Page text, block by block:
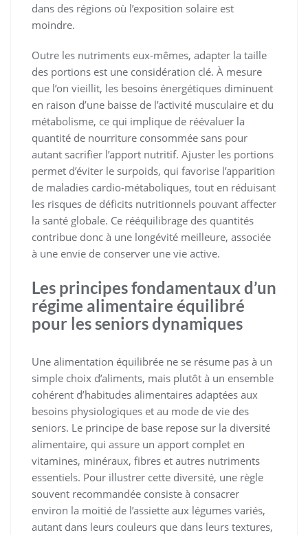
dans des régions où l’exposition solaire est
moindre.
Outre les nutriments eux-mêmes, adapter la taille
des portions est une considération clé. À mesure
que l’on vieillit, les besoins énergétiques diminuent
en raison d’une baisse de l’activité musculaire et du
métabolisme, ce qui implique de réévaluer la
quantité de nourriture consommée sans pour
autant sacrifier l’apport nutritif. Ajuster les portions
permet d’éviter le surpoids, qui favorise l’apparition
de maladies cardio-métaboliques, tout en réduisant
les risques de déficits nutritionnels pouvant affecter
la santé globale. Ce rééquilibrage des quantités
contribue donc à une longévité meilleure, associée
à une envie de conserver une vie active.
Les principes fondamentaux d’un
régime alimentaire équilibré
pour les seniors dynamiques
Une alimentation équilibrée ne se résume pas à un
simple choix d’aliments, mais plutôt à un ensemble
cohérent d’habitudes alimentaires adaptées aux
besoins physiologiques et au mode de vie des
seniors. Le principe de base repose sur la diversité
alimentaire, qui assure un apport complet en
vitamines, minéraux, fibres et autres nutriments
essentiels. Pour illustrer cette diversité, une règle
souvent recommandée consiste à consacrer
environ la moitié de l’assiette aux légumes variés,
autant dans leurs couleurs que dans leurs textures,